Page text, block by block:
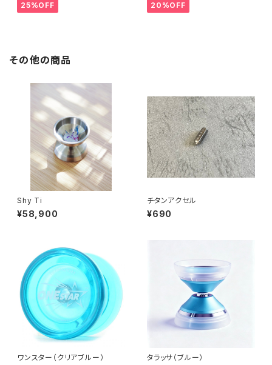
25%OFF 20%OFF
その他の商品
Shy Ti
¥58,900
チタンアクセル
¥690
ワンスター（クリアブルー） タラッサ（ブルー）